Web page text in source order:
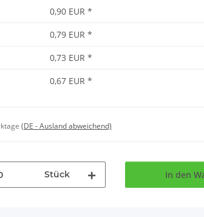
0,90 EUR *
0,79 EUR *
0,73 EUR *
0,67 EUR *
(DE - Ausland abweichend)
Stück In den